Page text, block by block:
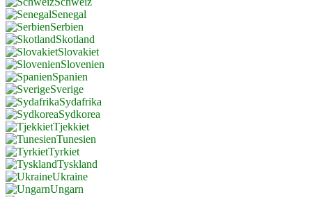
Senegal
Serbien
Skotland
Slovakiet
Slovenien
Spanien
Sverige
Sydafrika
Sydkorea
Tjekkiet
Tunesien
Tyrkiet
Tyskland
Ukraine
Ungarn